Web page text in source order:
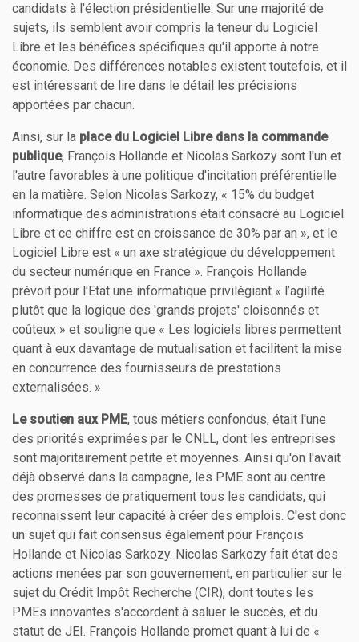
candidats à l'élection présidentielle. Sur une majorité de
sujets, ils semblent avoir compris la teneur du Logiciel
Libre et les bénéfices spécifiques qu'il apporte à notre
économie. Des différences notables existent toutefois, et il
est intéressant de lire dans le détail les précisions
apportées par chacun.
Ainsi, sur la place du Logiciel Libre dans la commande
publique, François Hollande et Nicolas Sarkozy sont l'un et
l'autre favorables à une politique d'incitation préférentielle
en la matière. Selon Nicolas Sarkozy, « 15% du budget
informatique des administrations était consacré au Logiciel
Libre et ce chiffre est en croissance de 30% par an », et le
Logiciel Libre est « un axe stratégique du développement
du secteur numérique en France ». François Hollande
prévoit pour l'Etat une informatique privilégiant « l’agilité
plutôt que la logique des 'grands projets' cloisonnés et
coûteux » et souligne que « Les logiciels libres permettent
quant à eux davantage de mutualisation et facilitent la mise
en concurrence des fournisseurs de prestations
externalisées. »
Le soutien aux PME, tous métiers confondus, était l'une
des priorités exprimées par le CNLL, dont les entreprises
sont majoritairement petite et moyennes. Ainsi qu'on l'avait
déjà observé dans la campagne, les PME sont au centre
des promesses de pratiquement tous les candidats, qui
reconnaissent leur capacité à créer des emplois. C'est donc
un sujet qui fait consensus également pour François
Hollande et Nicolas Sarkozy. Nicolas Sarkozy fait état des
actions menées par son gouvernement, en particulier sur le
sujet du Crédit Impôt Recherche (CIR), dont toutes les
PMEs innovantes s'accordent à saluer le succès, et du
statut de JEI. François Hollande promet quant à lui de «